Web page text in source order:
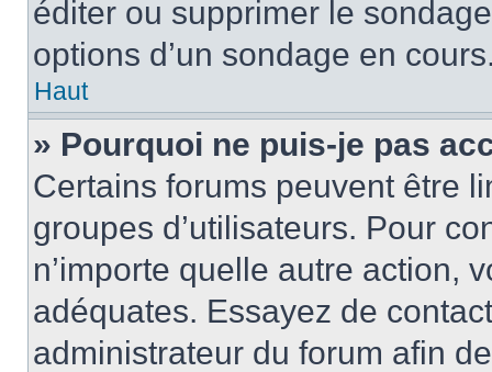
éditer ou supprimer le
options d’un sondage en
Haut
» Pourquoi ne puis-je pas
Certains forums peuvent être
groupes d’utilisateurs. Pour
n’importe quelle autre action,
adéquates. Essayez de
administrateur du forum afin